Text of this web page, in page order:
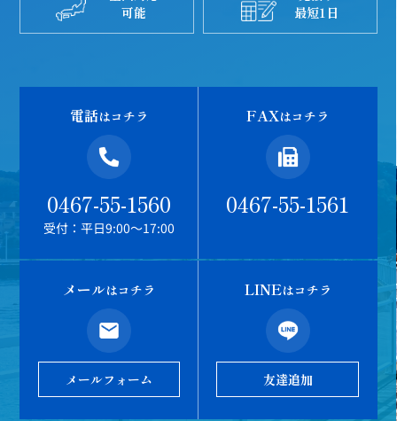
可能
最短1日
電話はコチラ
0467-55-1560
受付：平日9:00～17:00
FAXはコチラ
0467-55-1561
メールはコチラ
メールフォーム
LINEはコチラ
友達追加